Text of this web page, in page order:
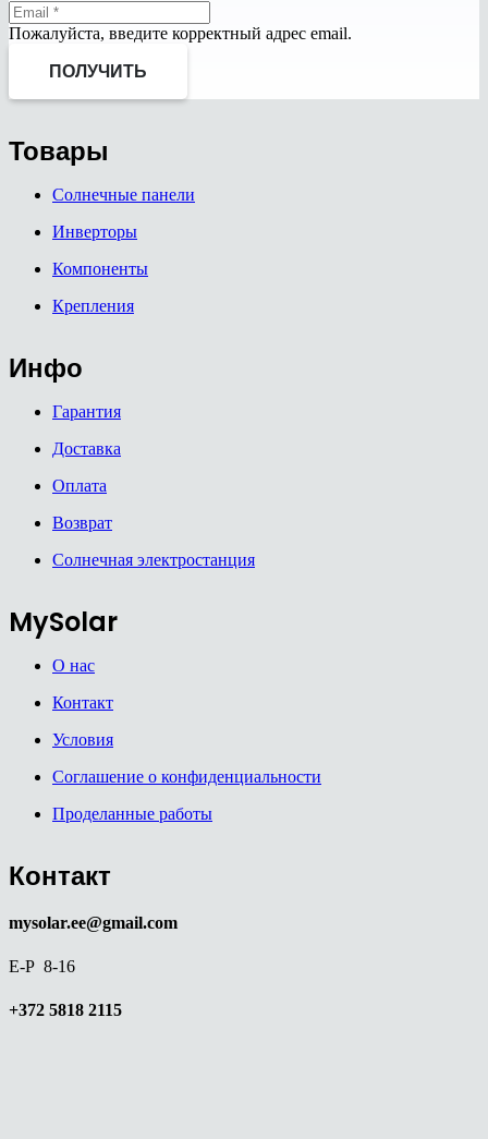
Пожалуйста, введите корректный адрес email.
ПОЛУЧИТЬ
Товары
Солнечные панели
Инверторы
Компоненты
Крепления
Инфо
Гарантия
Доставка
Оплата
Возврат
Солнечная электростанция
MySolar
О нас
Контакт
Условия
Соглашение о конфиденциальности
Проделанные работы
Контакт
mysolar.ee@gmail.com
E-P 8-16
+372 5818 2115